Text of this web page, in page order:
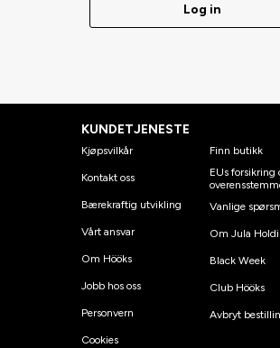
Log in
KUNDETJENESTE
Kjøpsvilkår
Kontakt oss
Bærekraftig utvikling
Vårt ansvar
Om Hööks
Jobb hos oss
Personvern
Cookies
Finn butikk
EUs forsikring
Vanlige
Om Jula
Black Week
Club Hööks
Avbryt